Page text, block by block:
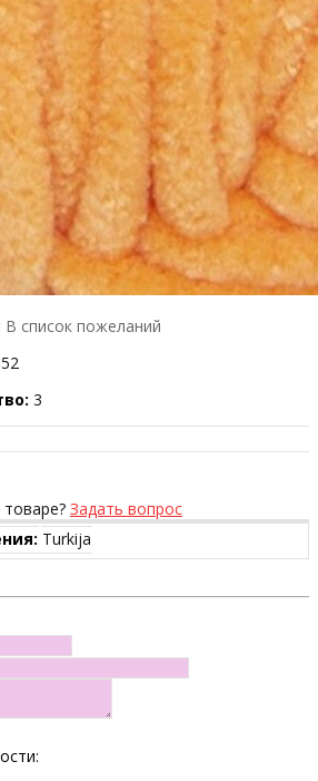
В список пожеланий
3
Задать вопрос
Turkija